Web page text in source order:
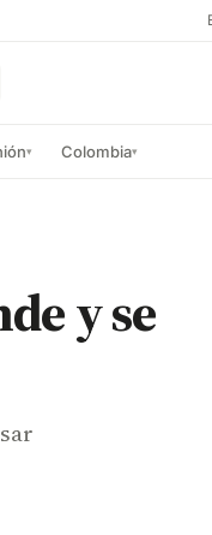
▾ Colombia▾
y se